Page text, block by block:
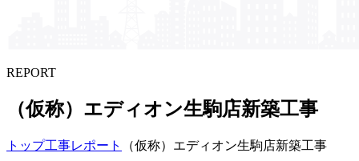
REPORT
（仮称）​エディオン生駒店新築工事
トップ工事レポート （仮称）エディオン生駒店新築工事